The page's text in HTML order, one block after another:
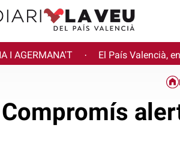
I AGERMANA'T · El País Valencià,
Compromís